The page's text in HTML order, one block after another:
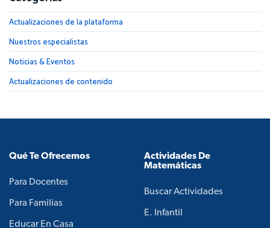
Actualizaciones de la plataforma
Nuestros especialistas
Noticias & Eventos
Actualizaciones de contenido
Qué Te Ofrecemos
Para Docentes
Para Familias
Educar En Casa
Actividades De
Matemáticas
Buscar Actividades
E. Infantil